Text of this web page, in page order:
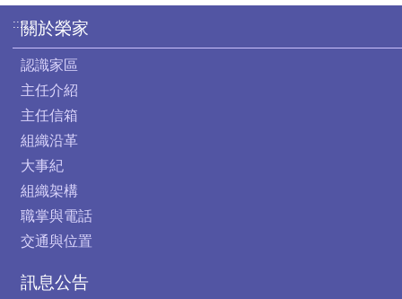
:::關於榮家
認識家區
主任介紹
主任信箱
組織沿革
大事紀
組織架構
職掌與電話
交通與位置
訊息公告